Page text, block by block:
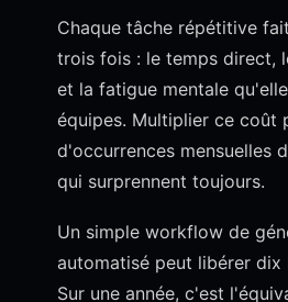
Chaque tâche répétitive
trois fois : le temps direct,
et la fatigue mentale
équipes. Multiplier ce coût
d'occurrences mensuelles
qui surprennent toujours.
Un simple workflow de
automatisé peut libérer dix
Sur une année, c'est